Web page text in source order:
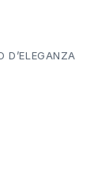
D’ELEGANZA